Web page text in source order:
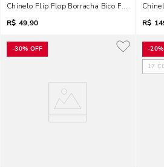
Chinelo Flip Flop Borracha Bico Fino Off
R$ 49,90
R$
-30% OFF -20%
17